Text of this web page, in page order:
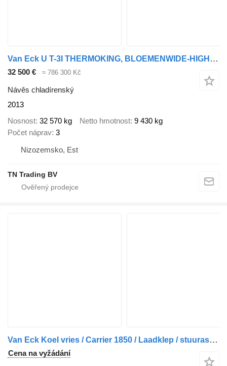
Van Eck U T-3I THERMOKING, BLOEMENWIDE-HIGH, TAILGATE, LIFT BAG
32 500 € ≈ 786 300 Kč
Návěs chladírenský
2013
Nosnost 32 570 kg Netto hmotnost 9 430 kg
Počet náprav 3
Nizozemsko, Est
TN Trading BV
Van Eck Koel vries / Carrier 1850 / Laadklep / stuuras / lift as / NL Tr
Cena na vyžádání